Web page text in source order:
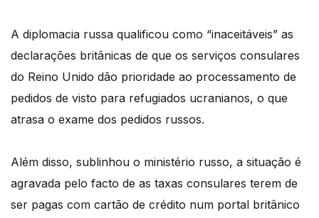
A diplomacia russa qualificou como “inaceitáveis” as
declarações britânicas de que os serviços consulares
do Reino Unido dão prioridade ao processamento de
pedidos de visto para refugiados ucranianos, o que
atrasa o exame dos pedidos russos.
Além disso, sublinhou o ministério russo, a situação é
agravada pelo facto de as taxas consulares terem de
ser pagas com cartão de crédito num portal britânico